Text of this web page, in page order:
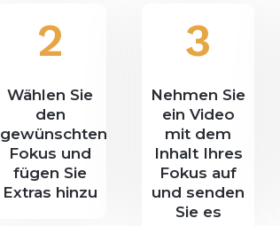
2
Wählen Sie
den
gewünschten
Fokus und
fügen Sie
Extras hinzu
3
Nehmen Sie
ein Video
mit dem
Inhalt Ihres
Fokus auf
und senden
Sie es